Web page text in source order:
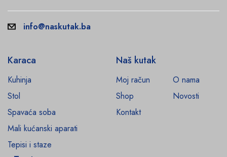
info@naskutak.ba
Karaca
Kuhinja
Stol
Spavaća soba
Mali kućanski aparati
Tepisi i staze
Naš kutak
Moj račun
O nama
Shop
Novosti
Kontakt